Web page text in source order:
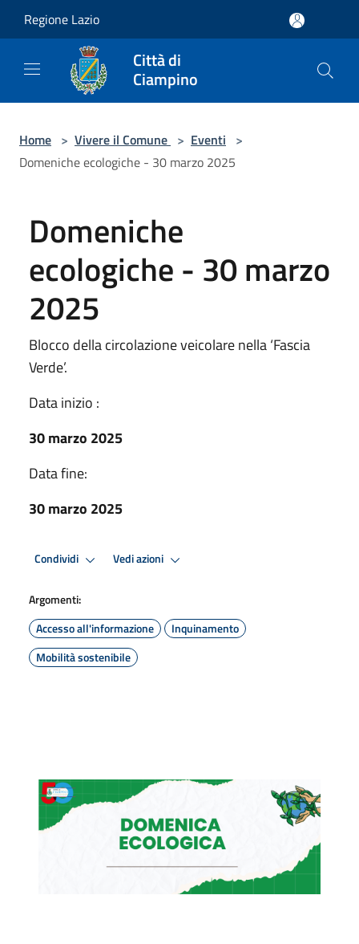
Regione Lazio
Città di
Ciampino
Home > Vivere il Comune > Eventi >
Domeniche ecologiche - 30 marzo 2025
Domeniche
ecologiche - 30 marzo
2025
Blocco della circolazione veicolare nella ‘Fascia
Verde’.
Data inizio :
30 marzo 2025
Data fine:
30 marzo 2025
Condividi Vedi azioni
Argomenti:
Accesso all'informazione
Inquinamento
Mobilità sostenibile